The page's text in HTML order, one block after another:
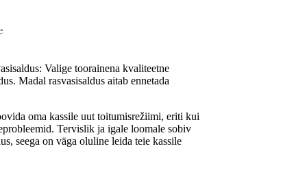
Valige toorainena kvaliteetne
Madal rasvasisaldus aitab ennetada
oma kassile uut toitumisrežiimi, eriti kui
Tervislik ja igale loomale sobiv
seega on väga oluline leida teie kassile